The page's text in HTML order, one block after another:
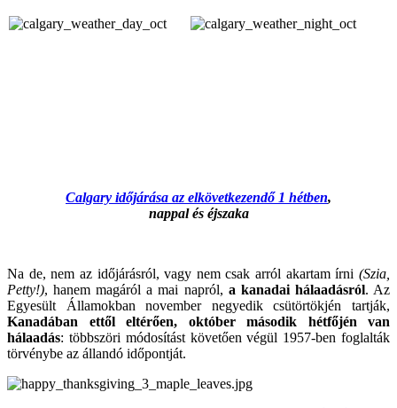
Calgary időjárása az elkövetkezendő 1 hétben,
nappal és éjszaka
Na de, nem az időjárásról, vagy nem csak arról akartam írni (Szia,
Petty!), hanem magáról a mai napról, a kanadai hálaadásról. Az
Egyesült Államokban november negyedik csütörtökjén tartják,
Kanadában ettől eltérően, október második hétfőjén van
hálaadás: többszöri módosítást követően végül 1957-ben foglalták
törvénybe az állandó időpontját.